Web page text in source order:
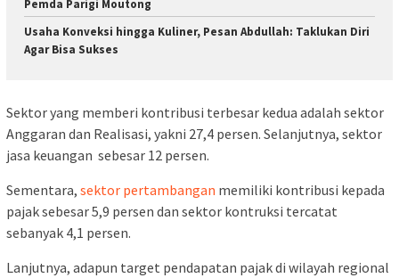
Pemda Parigi Moutong
Usaha Konveksi hingga Kuliner, Pesan Abdullah: Taklukan Diri
Agar Bisa Sukses
Sektor yang memberi kontribusi terbesar kedua adalah sektor
Anggaran dan Realisasi, yakni 27,4 persen. Selanjutnya, sektor
jasa keuangan sebesar 12 persen.
Sementara, sektor pertambangan memiliki kontribusi kepada
pajak sebesar 5,9 persen dan sektor kontruksi tercatat
sebanyak 4,1 persen.
Lanjutnya, adapun target pendapatan pajak di wilayah regional